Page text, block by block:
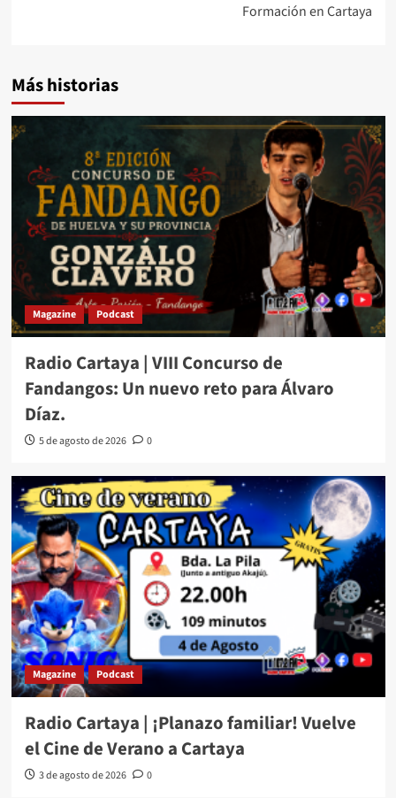
Formación en Cartaya
Más historias
Magazine Podcast
Radio Cartaya | VIII Concurso de
Fandangos: Un nuevo reto para Álvaro
Díaz.
5 de agosto de 2026 0
Magazine Podcast
Radio Cartaya | ¡Planazo familiar! Vuelve
el Cine de Verano a Cartaya
3 de agosto de 2026 0